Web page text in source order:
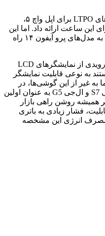
اپل در سال ۲۰۱۹ با استفاده از پنل‌های LTPO برای اپل واچ ۵،
این ساعت ارائه داد. اما این
قابلیت بعد از سال‌ها انتظار، بالاخره به مدل‌های پرو آیفون ۱۴ راه
سال‌ها قبل که بیشتر گوشی‌های اندرویدی از نمایشگرهای LCD
به نوعی قابلیت نمایشگر
غیر از این گوشی‌ها، در
سال ۲۰۱۶ گوشی‌هایی مانند گلکسی S7 و ال‌جی G5 به عنوان اولین
همیشه روشن راهی بازار
فشار زیادی به باتری
مصرف انرژی این مشخصه